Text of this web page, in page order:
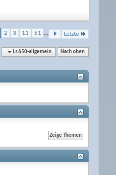
2 3 11 51 ... Letzte
Ls 650-allgemein Nach oben